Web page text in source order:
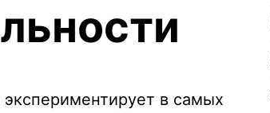
в самых